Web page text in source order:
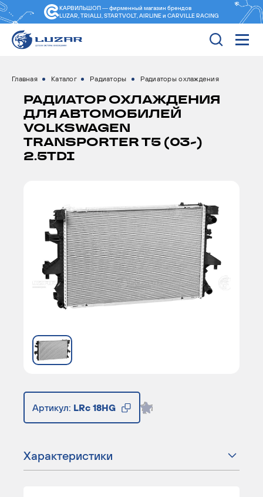
КАРВИЛЬШОП — фирменный магазин брендов
LUZAR, TRIALLI, STARTVOLT, AIRLINE и CARVILLE RACING
Главная Каталог Радиаторы Радиаторы охлаждения
РАДИАТОР ОХЛАЖДЕНИЯ
ДЛЯ АВТОМОБИЛЕЙ
VOLKSWAGEN
TRANSPORTER T5 (03-)
2.5TDI
Артикул: LRc 18HG
Характеристики